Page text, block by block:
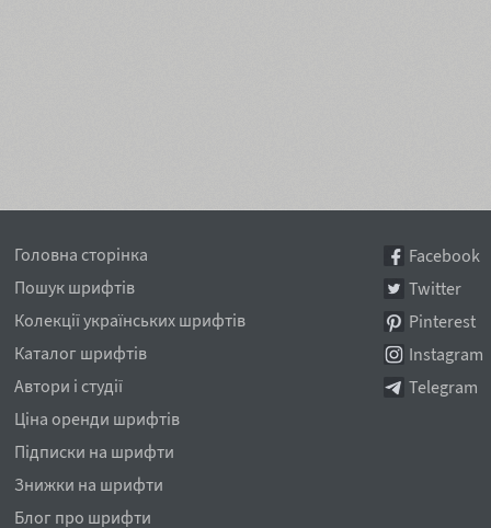
Головна сторінка
Пошук шрифтів
Колекції українських шрифтів
Каталог шрифтів
Автори і студії
Ціна оренди шрифтів
Підписки на шрифти
Знижки на шрифти
Блог про шрифти
Facebook
Twitter
Pinterest
Instagram
Telegram